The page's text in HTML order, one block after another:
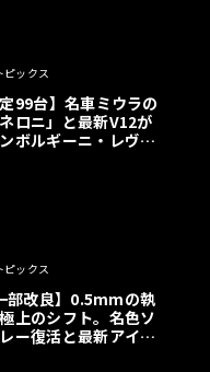
ピックス
定99台】名車ミウラの
ロニ」と最新V12が
ボルギーニ・レヴエ
年記念車が登場
ピックス
部改良】0.5mmの執
上のシフト。名色ソ
ー復活と最新アイサ
極みへ